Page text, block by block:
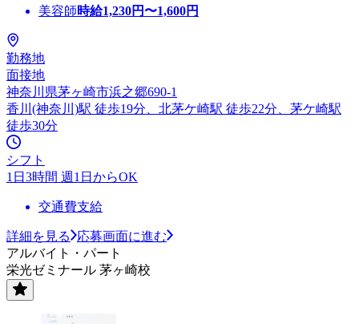
美容師時給1,230円〜1,600円
勤務地
面接地
神奈川県茅ヶ崎市浜之郷690-1
香川(神奈川)駅 徒歩19分、北茅ケ崎駅 徒歩22分、茅ケ崎駅
徒歩30分
シフト
1日3時間 週1日からOK
交通費支給
詳細を見る
応募画面に進む
アルバイト・パート
栄光ゼミナール 茅ヶ崎校